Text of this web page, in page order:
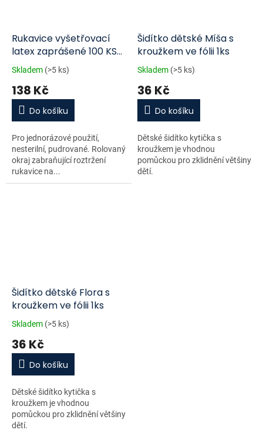
Rukavice vyšetřovací
latex zaprášené 100 KS
VEL.L
Skladem (>5 ks)
138 Kč
Do košíku
Pro jednorázové použití,
nesterilní, pudrované. Rolovaný
okraj zabraňující roztržení
rukavice na...
Šidítko dětské Míša s
kroužkem ve fólii 1ks
Skladem (>5 ks)
36 Kč
Do košíku
Dětské šidítko kytička s
kroužkem je vhodnou
pomůckou pro zklidnění většiny
dětí.
Šidítko dětské Flora s
kroužkem ve fólii 1ks
Skladem (>5 ks)
36 Kč
Do košíku
Dětské šidítko kytička s
kroužkem je vhodnou
pomůckou pro zklidnění většiny
dětí.